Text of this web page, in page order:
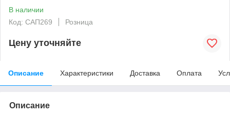
В наличии
Код: САП269
Розница
Цену уточняйте
Описание Характеристики Доставка Оплата
Описание